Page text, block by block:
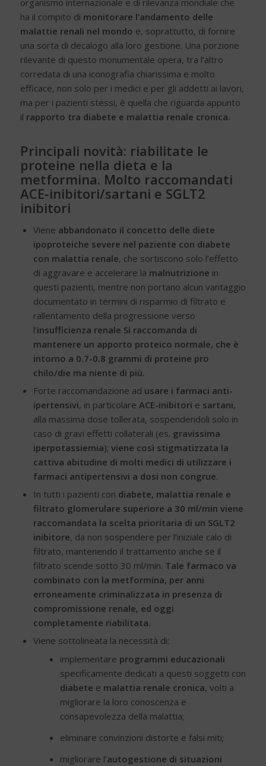
ha il compito di monitorare l’andamento delle
malattie renali nel mondo e, soprattutto, di fornire
una sorta di decalogo alla loro gestione. Una porzione
rilevante di questo monumentale opera, tra l’altro
corredata di una iconografia chiarissima e molto
efficace, non solo per i medici e per gli addetti ai lavori,
ma per i pazienti stessi, è quella che riguarda appunto
il rapporto tra diabete e malattia renale cronica.
Principali novità: riabilitate le
proteine nella dieta e la
metformina. Molto raccomandati
ACE-inibitori/sartani e SGLT2
inibitori
Viene abbandonato il concetto delle diete
ipoproteiche severe nel paziente con diabete
con malattia renale, che sortiscono solo l’effetto
di aggravare e accelerare la malnutrizione in
questi pazienti, mentre non portano alcun vantaggio
documentato in termini di risparmio di filtrato e
rallentamento della progressione verso
l’insufficienza renale Si raccomanda di
mantenere un apporto proteico normale, che è
intorno a 0.7-0.8 grammi di proteine pro
chilo/die ma niente di più.
Forte raccomandazione ad usare i farmaci anti-
ipertensivi, in particolare ACE-inibitori e sartani,
alla massima dose tollerata, sospendendoli solo in
caso di gravi effetti collaterali (es. gravissima
iperpotassiemia); viene così stigmatizzata la
cattiva abitudine di molti medici di utilizzare i
farmaci antipertensivi a dosi non congrue.
In tutti i pazienti con diabete, malattia renale e
filtrato glomerulare superiore a 30 ml/min viene
raccomandata la scelta prioritaria di un SGLT2
inibitore, da non sospendere per l’iniziale calo di
filtrato, mantenendo il trattamento anche se il
filtrato scende sotto 30 ml/min. Tale farmaco va
combinato con la metformina, per anni
erroneamente criminalizzata in presenza di
compromissione renale, ed oggi
completamente riabilitata.
Viene sottolineata la necessità di:
implementare programmi educazionali
specificamente dedicati a questi soggetti con
diabete e malattia renale cronica, volti a
migliorare la loro conoscenza e
consapevolezza della malattia;
eliminare convinzioni distorte e falsi miti;
migliorare l’autogestione di situazioni